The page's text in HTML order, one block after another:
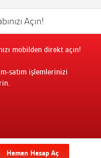
Açın!
mobilden direkt açın!
satım işlemlerinizi
Hemen Hesap Aç